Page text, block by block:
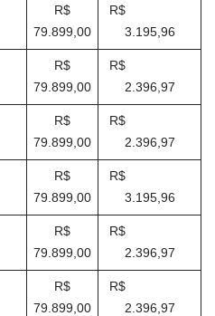
R$
79.899,00
R$
3.195,96
R$
79.899,00
R$
2.396,97
R$
79.899,00
R$
2.396,97
R$
79.899,00
R$
3.195,96
R$
79.899,00
R$
2.396,97
R$
79.899,00
R$
2.396,97